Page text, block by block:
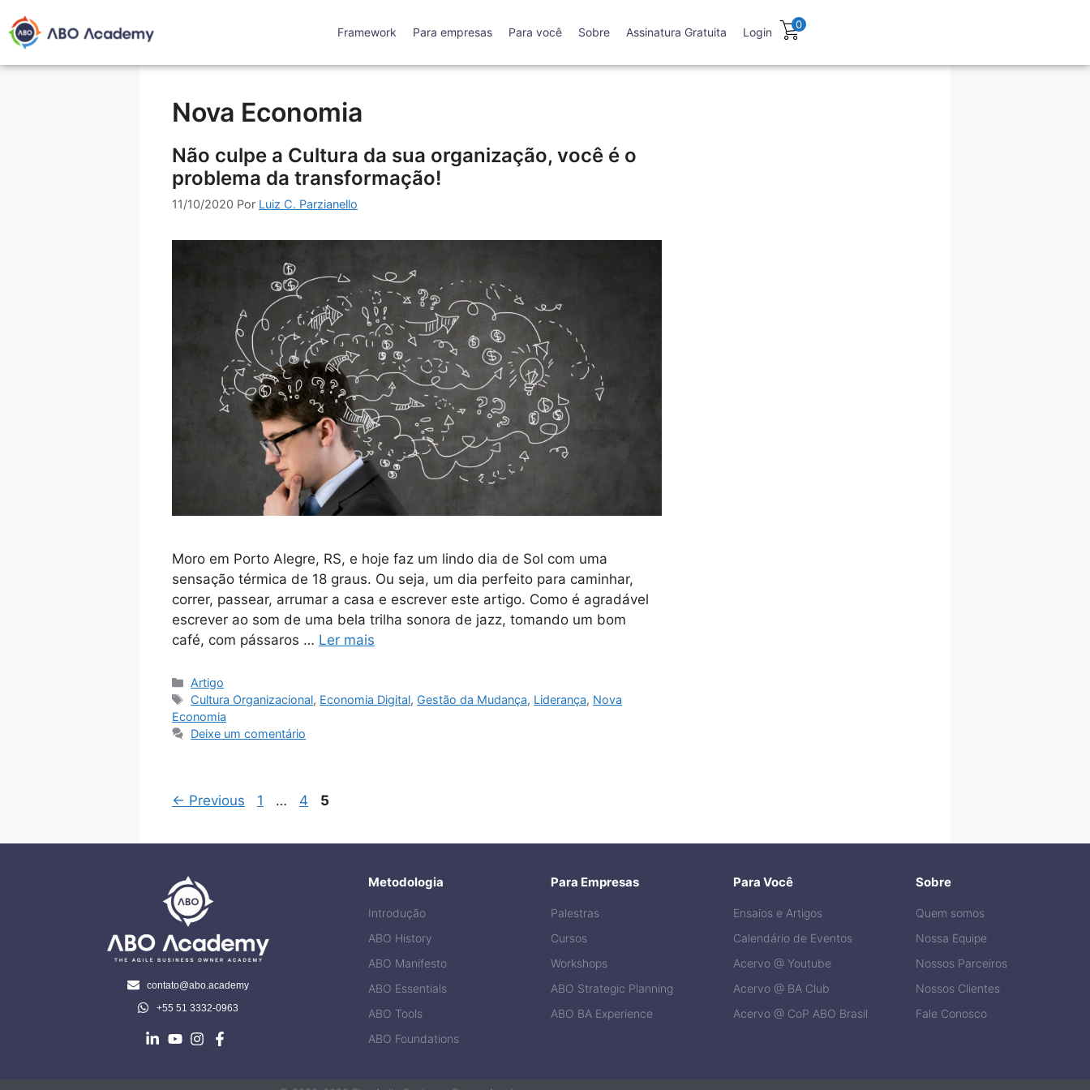
Framework Para empresas Para você Sobre Assinatura Gratuita Login
0
Nova Economia
Não culpe a Cultura da sua organização, você é o
problema da transformação!
11/10/2020 Por Luiz C. Parzianello
Moro em Porto Alegre, RS, e hoje faz um lindo dia de Sol com uma
sensação térmica de 18 graus. Ou seja, um dia perfeito para caminhar,
correr, passear, arrumar a casa e escrever este artigo. Como é agradável
escrever ao som de uma bela trilha sonora de jazz, tomando um bom
café, com pássaros … Ler mais
Artigo
Cultura Organizacional, Economia Digital, Gestão da Mudança, Liderança, Nova
Economia
Deixe um comentário
← Previous 1 … 4 5
contato@abo.academy
+55 51 3332-0963
Metodologia
Introdução
ABO History
ABO Manifesto
ABO Essentials
ABO Tools
ABO Foundations
Para Empresas
Palestras
Cursos
Workshops
ABO Strategic Planning
ABO BA Experience
Para Você
Ensaios e Artigos
Calendário de Eventos
Acervo @ Youtube
Acervo @ BA Club
Acervo @ CoP ABO Brasil
Sobre
Quem somos
Nossa Equipe
Nossos Parceiros
Nossos Clientes
Fale Conosco